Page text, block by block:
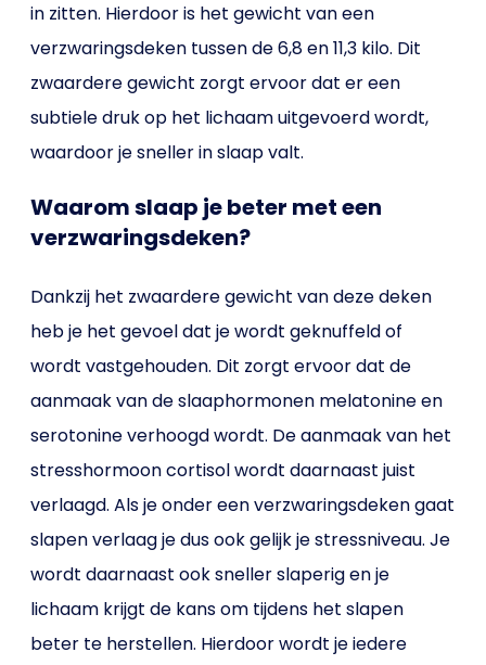
in zitten. Hierdoor is het gewicht van een
verzwaringsdeken tussen de 6,8 en 11,3 kilo. Dit
zwaardere gewicht zorgt ervoor dat er een
subtiele druk op het lichaam uitgevoerd wordt,
waardoor je sneller in slaap valt.
Waarom slaap je beter met een
verzwaringsdeken?
Dankzij het zwaardere gewicht van deze deken
heb je het gevoel dat je wordt geknuffeld of
wordt vastgehouden. Dit zorgt ervoor dat de
aanmaak van de slaaphormonen melatonine en
serotonine verhoogd wordt. De aanmaak van het
stresshormoon cortisol wordt daarnaast juist
verlaagd. Als je onder een verzwaringsdeken gaat
slapen verlaag je dus ook gelijk je stressniveau. Je
wordt daarnaast ook sneller slaperig en je
lichaam krijgt de kans om tijdens het slapen
beter te herstellen. Hierdoor wordt je iedere